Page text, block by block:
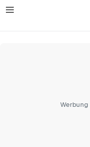
Werbung